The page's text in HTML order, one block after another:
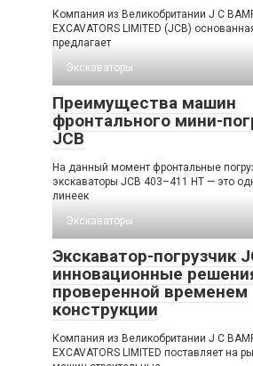
Компания из Великобритании J C
EXCAVATORS LIMITED (JCB)
предлагает
Экскаваторы
Преимущества машин
фронтального мини-
JCB
На данный момент фронтальные
экскаваторы JCB 403–411 HT — это
линеек
Экскаваторы
Экскаватор-погрузчик
инновационные
проверенной временем
конструкции
Компания из Великобритании J C
EXCAVATORS LIMITED поставляет на